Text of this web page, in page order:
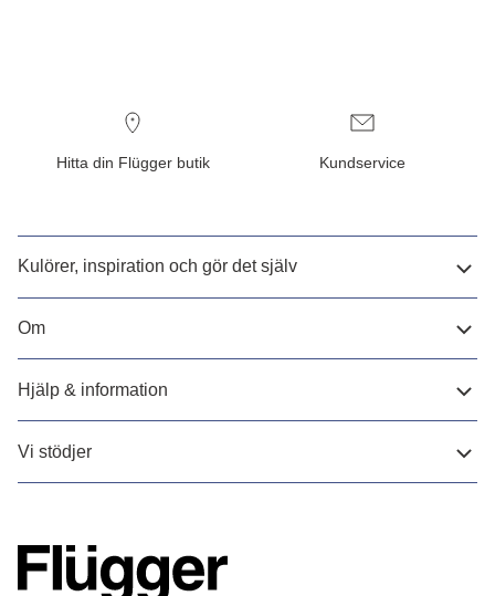
Hitta din Flügger butik Kundservice
Kulörer, inspiration och gör det själv
Om
Hjälp & information
Vi stödjer